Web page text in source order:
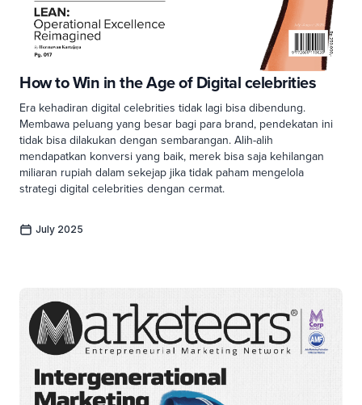
How to Win in the Age of Digital celebrities
Era kehadiran digital celebrities tidak lagi bisa dibendung.
Membawa peluang yang besar bagi para brand, pendekatan ini
tidak bisa dilakukan dengan sembarangan. Alih-alih
mendapatkan konversi yang baik, merek bisa saja kehilangan
miliaran rupiah dalam sekejap jika tidak paham mengelola
strategi digital celebrities dengan cermat.
July 2025